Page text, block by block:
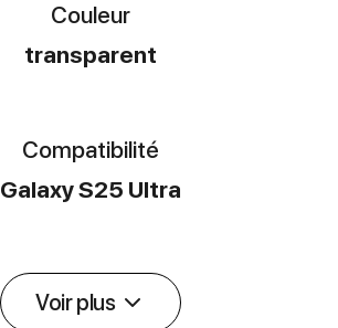
Couleur
transparent
Compatibilité
Galaxy S25 Ultra
Voir plus